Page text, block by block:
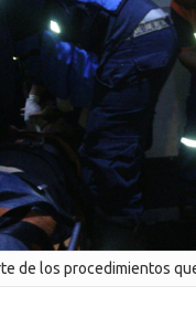
de los procedimientos